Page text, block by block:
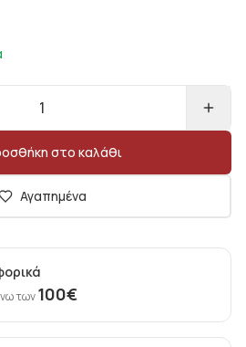
1
στο καλάθι
Αγαπημένα
των100€